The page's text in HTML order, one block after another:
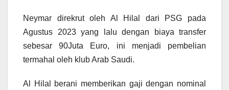
Neymar direkrut oleh Al Hilal dari PSG pada
Agustus 2023 yang lalu dengan biaya transfer
sebesar 90Juta Euro, ini menjadi pembelian
termahal oleh klub Arab Saudi.
Al Hilal berani memberikan gaji dengan nominal